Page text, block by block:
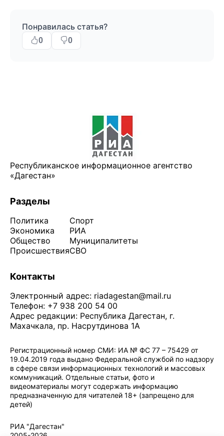
Понравилась статья?
0 0
Республиканское информационное агентство
«Дагестан»
Разделы
Политика
Экономика
Общество
Происшествия
Спорт
РИА
Муниципалитеты
СВО
Контакты
Электронный адрес: riadagestan@mail.ru
Телефон: +7 938 200 54 00
Адрес редакции: Республика Дагестан, г.
Махачкала, пр. Насрутдинова 1А
Регистрационный номер СМИ: ИА № ФС 77 – 75429 от
19.04.2019 года выдано Федеральной службой по надзору
в сфере связи информационных технологий и массовых
коммуникаций. Отдельные статьи, фото и
видеоматериалы могут содержать информацию
предназначенную для читателей 18+ (запрещено для
детей)
РИА "Дагестан"